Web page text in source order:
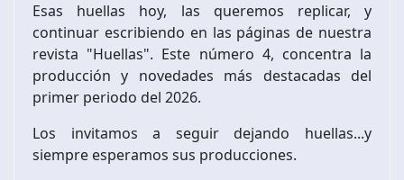
Esas huellas hoy, las queremos replicar, y
continuar escribiendo en las páginas de nuestra
revista "Huellas". Este número 4, concentra la
producción y novedades más destacadas del
primer periodo del 2026.
Los invitamos a seguir dejando huellas...y
siempre esperamos sus producciones.